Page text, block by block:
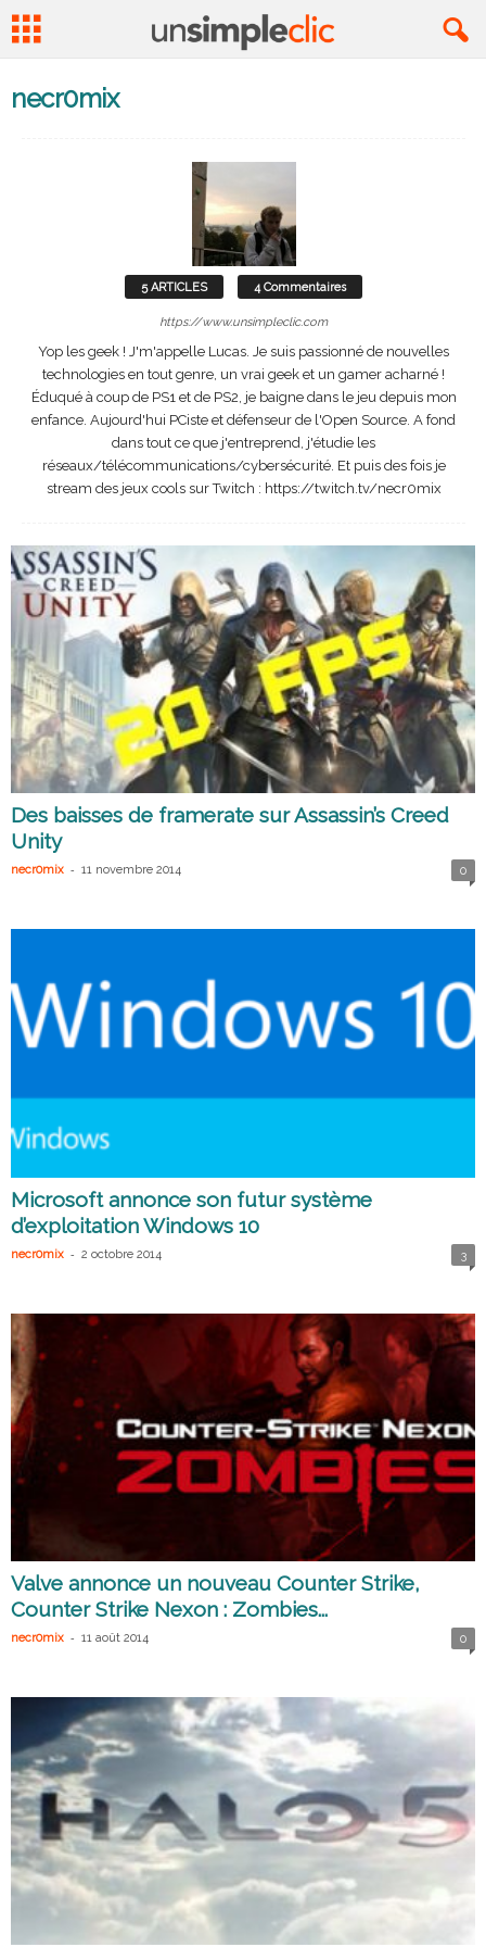
necr0mix
5 ARTICLES 4 Commentaires
https://www.unsimpleclic.com
Yop les geek ! J'm'appelle Lucas. Je suis passionné de nouvelles
technologies en tout genre, un vrai geek et un gamer acharné !
Éduqué à coup de PS1 et de PS2, je baigne dans le jeu depuis mon
enfance. Aujourd'hui PCiste et défenseur de l'Open Source. A fond
dans tout ce que j'entreprend, j'étudie les
réseaux/télécommunications/cybersécurité. Et puis des fois je
stream des jeux cools sur Twitch : https://twitch.tv/necr0mix
Des baisses de framerate sur Assassin’s Creed
Unity
necr0mix - 11 novembre 2014 0
Microsoft annonce son futur système
d’exploitation Windows 10
necr0mix - 2 octobre 2014 3
Valve annonce un nouveau Counter Strike,
Counter Strike Nexon : Zombies...
necr0mix - 11 août 2014 0